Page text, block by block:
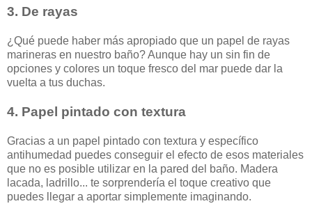
3. De rayas
¿Qué puede haber más apropiado que un papel de rayas
marineras en nuestro baño? Aunque hay un sin fin de
opciones y colores un toque fresco del mar puede dar la
vuelta a tus duchas.
4. Papel pintado con textura
Gracias a un papel pintado con textura y específico
antihumedad puedes conseguir el efecto de esos materiales
que no es posible utilizar en la pared del baño. Madera
lacada, ladrillo... te sorprendería el toque creativo que
puedes llegar a aportar simplemente imaginando.